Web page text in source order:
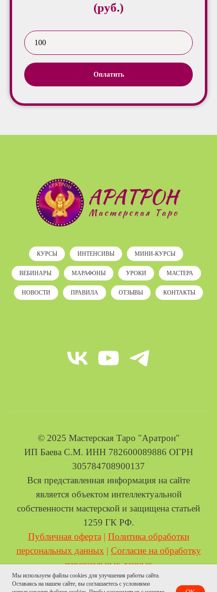
(руб.)
Оплатить
КУРСЫ ИНТЕНСИВЫ МИНИ-КУРСЫ
ВЕБИНАРЫ МАРАФОНЫ УРОКИ МАСТЕРА
НОВОСТИ ПРАВИЛА ОТЗЫВЫ КОНТАКТЫ
© 2025 Мастерская Таро "Аратрон"
ИП Баева С.М. ИНН 782600089886 ОГРН
305784708900137
Вся представленная информация на сайте
является объектом интеллектуальной
собственности мастерской и защищена статьей
1259 ГК РФ.
Публичная оферта | Политика обработки
персональных данных | Согласие на обработку
персональных данных
Мы используем файлы cookies для улучшения работы сайта.
Оставаясь на нашем сайте, вы соглашаетесь с условиями